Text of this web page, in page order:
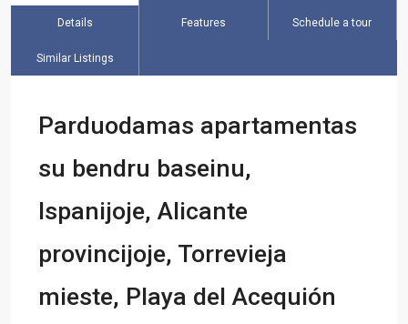
Details Features Schedule a tour
Similar Listings
Parduodamas apartamentas
su bendru baseinu,
Ispanijoje, Alicante
provincijoje, Torrevieja
mieste, Playa del Acequión